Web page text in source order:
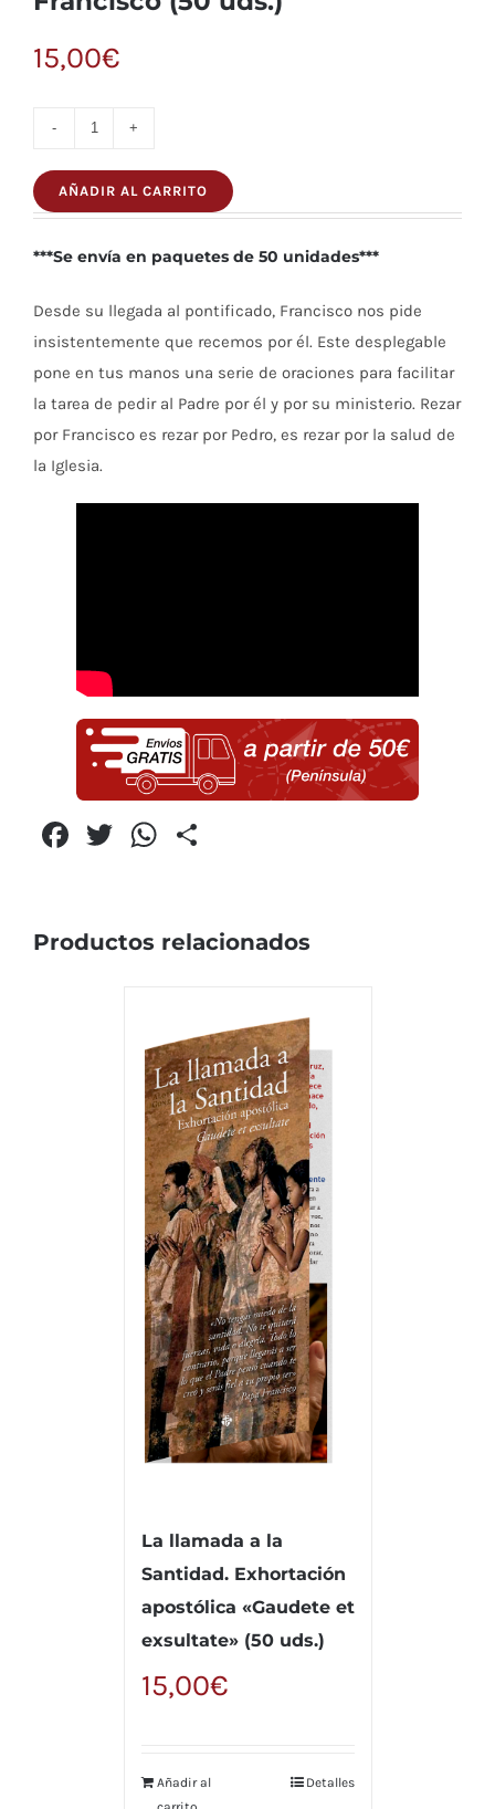
15,00€
por
de
Francisco
AÑADIR AL CARRITO
***Se envía en paquetes de 50 unidades***
Desde su llegada al pontificado, Francisco nos pide
insistentemente que recemos por él. Este desplegable
pone en tus manos una serie de oraciones para facilitar
la tarea de pedir al Padre por él y por su ministerio. Rezar
por Francisco es rezar por Pedro, es rezar por la salud de
la Iglesia.
Facebook
TwitterWhatsApp
Productos relacionados
La llamada a la
Santidad. Exhortación
apostólica «Gaudete et
exsultate» (50 uds.)
15,00€
Añadir al
Detalles